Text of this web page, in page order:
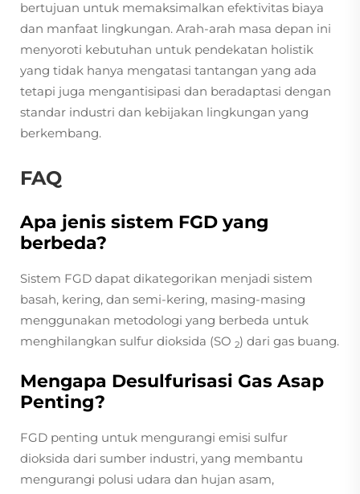
bertujuan untuk memaksimalkan efektivitas biaya
dan manfaat lingkungan. Arah-arah masa depan ini
menyoroti kebutuhan untuk pendekatan holistik
yang tidak hanya mengatasi tantangan yang ada
tetapi juga mengantisipasi dan beradaptasi dengan
standar industri dan kebijakan lingkungan yang
berkembang.
FAQ
Apa jenis sistem FGD yang
berbeda?
Sistem FGD dapat dikategorikan menjadi sistem
basah, kering, dan semi-kering, masing-masing
menggunakan metodologi yang berbeda untuk
menghilangkan sulfur dioksida (SO 2) dari gas buang.
Mengapa Desulfurisasi Gas Asap
Penting?
FGD penting untuk mengurangi emisi sulfur
dioksida dari sumber industri, yang membantu
mengurangi polusi udara dan hujan asam,